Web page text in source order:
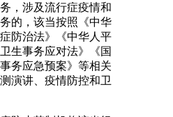
，涉及流行症疫情和
的，该当按照《中华
防治法》《中华人平
生事务应对法》《国
务应急预案》等相关
演讲、疫情防控和卫